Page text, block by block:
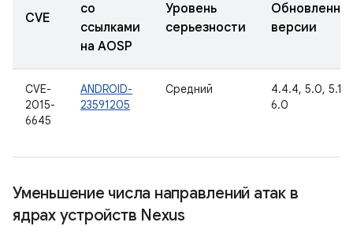
CVE
со
ссылками
на AOSP
Уровень
серьезности
версии
CVE-
2015-
6645
ANDROID-
23591205
Средний
4.4.4, 5.0, 5.1.1,
6.0
Уменьшение числа направлений атак в
ядрах устройств Nexus